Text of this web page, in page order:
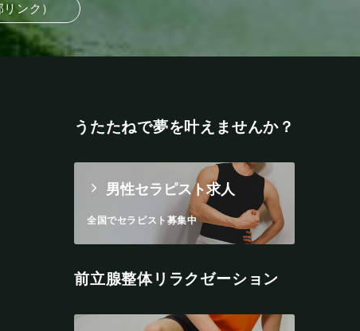
ンク）
うたたねで夢を叶えませんか？
男性セラピスト求人
全国でセラピスト募集中
前立腺整体リラクゼーション